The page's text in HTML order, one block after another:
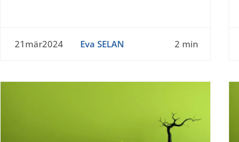
21mär2024 Eva SELAN 2 min